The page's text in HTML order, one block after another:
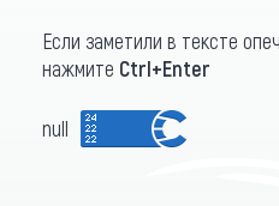
Если заметили в тексте
нажмите Ctrl+Enter
null